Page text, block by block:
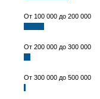
От 100 000 до 200 000
От 200 000 до 300 000
От 300 000 до 500 000